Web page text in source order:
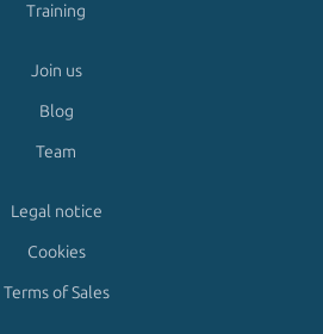
Training
Join us
Blog
Team
Legal notice
Cookies
Terms of Sales